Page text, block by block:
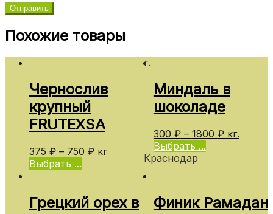
Похожие товары
Чернослив
крупный
FRUTEXSA
375 ₽ – 750 ₽ кг
Выбрать ...
Миндаль в
шоколаде
300 ₽– 1800 ₽ кг.
Выбрать ...
Грецкий орех в
Финик Рамадан
г.
Краснодар